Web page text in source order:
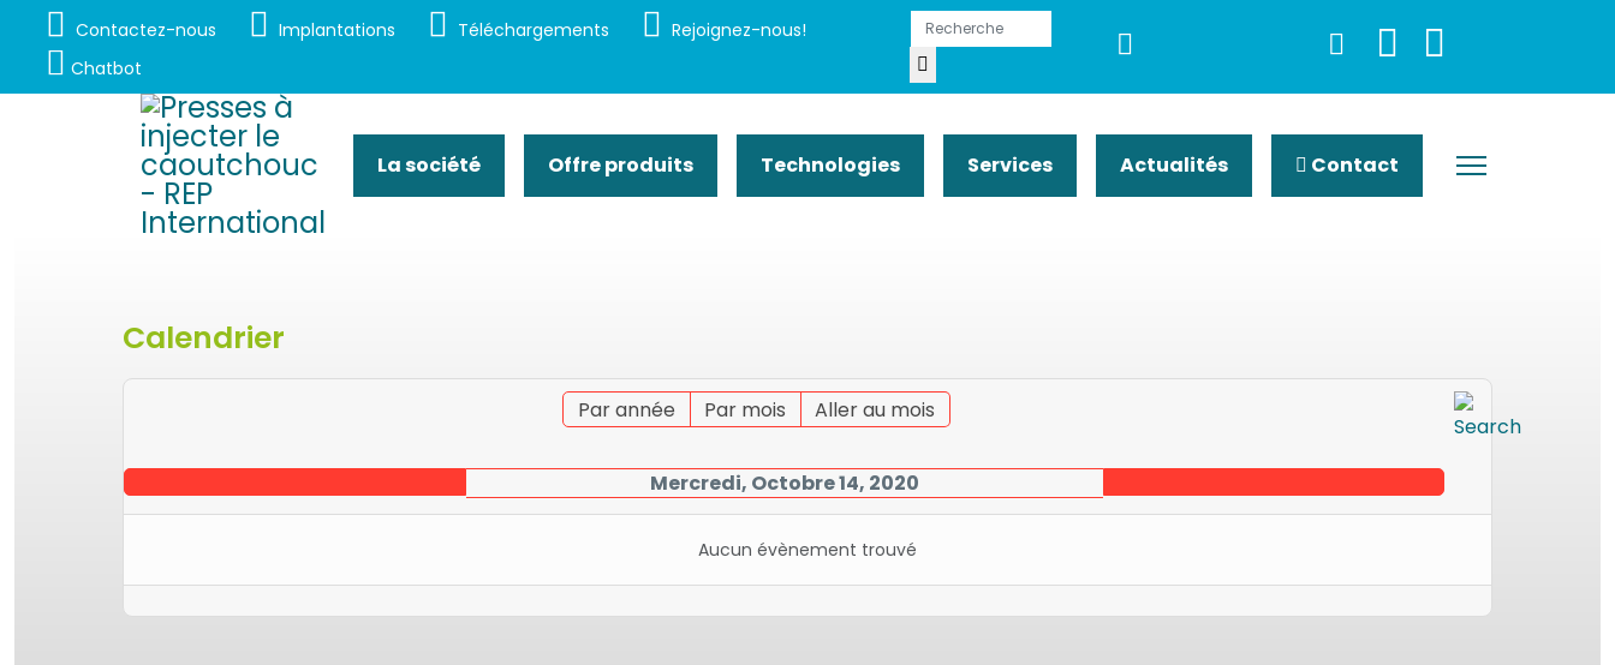
Contactez-nous Implantations Téléchargements
Rejoignez-nous!
Chatbot
La société Offre produits Technologies Services Actualités Contact
Calendrier
Par année Par mois Aller au mois
Mercredi, Octobre 14, 2020
Aucun évènement trouvé